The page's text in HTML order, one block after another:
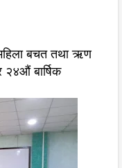
बचत तथा ऋण
२४औं बार्षिक